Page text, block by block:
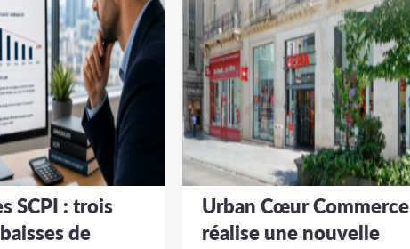
SCPI : trois
de
Urban Cœur Commerce
réalise une nouvelle